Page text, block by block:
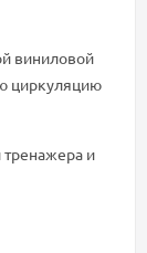
виниловой
циркуляцию
и